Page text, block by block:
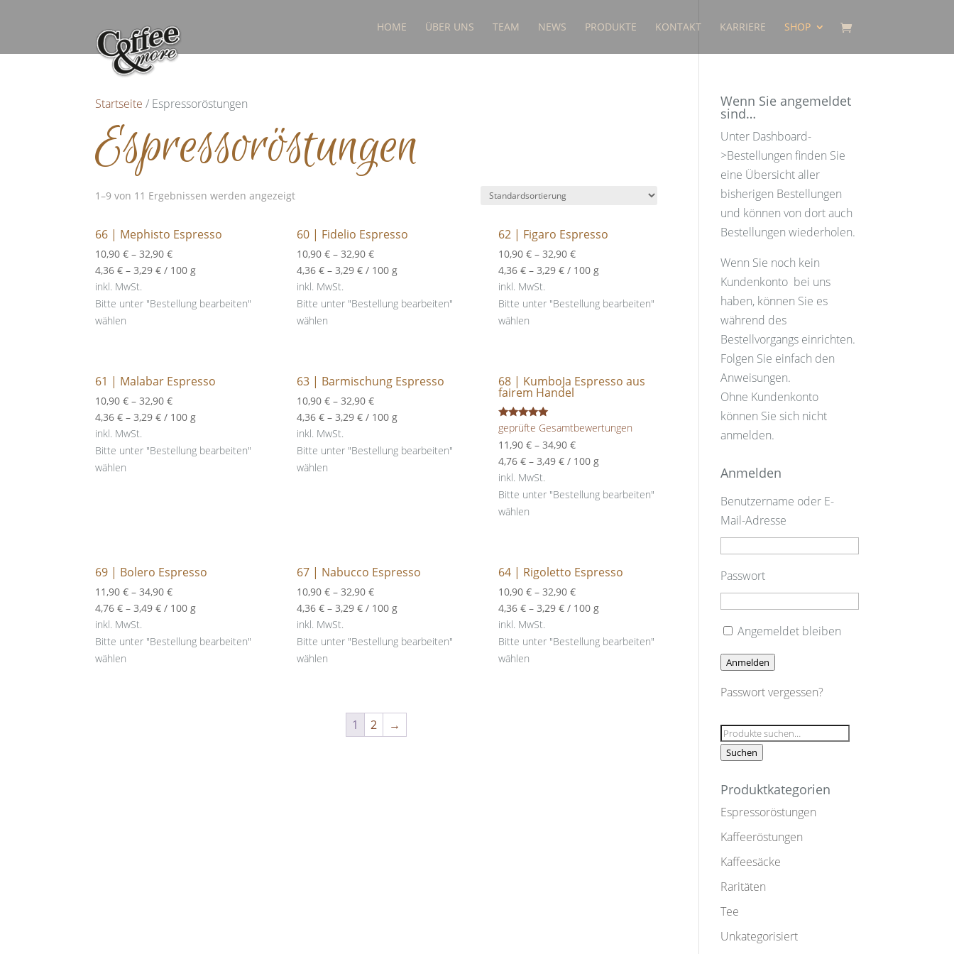
HOME ÜBER UNS TEAM NEWS PRODUKTE KONTAKT KARRIERE SHOP
Startseite / Espressoröstungen
Espressoröstungen
1–9 von 11 Ergebnissen werden angezeigt
66 | Mephisto Espresso
10,90€ –32,90€
4,36€ –3,29€ / 100 g
inkl. MwSt.
Bitte unter "Bestellung bearbeiten"
wählen
60 | Fidelio Espresso
10,90 €– 32,90 €
4,36 €– 3,29 €/ 100 g
inkl. MwSt.
Bitte unter "Bestellung bearbeiten"
wählen
62 | Figaro Espresso
10,90 €– 32,90 €
4,36 €– 3,29 €/ 100 g
inkl. MwSt.
Bitte unter "Bestellung bearbeiten"
wählen
61 | Malabar Espresso
10,90€ –32,90€
4,36€ –3,29€ / 100 g
inkl. MwSt.
Bitte unter "Bestellung bearbeiten"
wählen
63 | Barmischung Espresso
10,90 €– 32,90 €
4,36 €– 3,29 €/ 100 g
inkl. MwSt.
Bitte unter "Bestellung bearbeiten"
wählen
68 | KumboJa Espresso aus
fairem Handel
Bewertet
mit
5.00
geprüfte Gesamtbewertungen
11,90 €– 34,90 €
4,76 €– 3,49 €/ 100 g
inkl. MwSt.
Bitte unter "Bestellung bearbeiten"
wählen
69 | Bolero Espresso
11,90€ –34,90€
4,76€ –3,49€ / 100 g
inkl. MwSt.
Bitte unter "Bestellung bearbeiten"
wählen
67 | Nabucco Espresso
10,90 €– 32,90 €
4,36 €– 3,29 €/ 100 g
inkl. MwSt.
Bitte unter "Bestellung bearbeiten"
wählen
64 | Rigoletto Espresso
10,90 €– 32,90 €
4,36 €– 3,29 €/ 100 g
inkl. MwSt.
Bitte unter "Bestellung bearbeiten"
wählen
1 2 →
Wenn Sie angemeldet
sind…
Unter Dashboard-
>Bestellungen finden Sie
eine Übersicht aller
bisherigen Bestellungen
und können von dort auch
Bestellungen wiederholen.
Wenn Sie noch kein
Kundenkonto bei uns
haben, können Sie es
während des
Bestellvorgangs einrichten.
Folgen Sie einfach den
Anweisungen.
Ohne Kundenkonto
können Sie sich nicht
anmelden.
Anmelden
Benutzername oder E-
Mail-Adresse
Passwort
Angemeldet bleiben
Anmelden
Passwort vergessen?
Suche
nach:
Suchen
Produktkategorien
Espressoröstungen
Kaffeeröstungen
Kaffeesäcke
Raritäten
Tee
Unkategorisiert